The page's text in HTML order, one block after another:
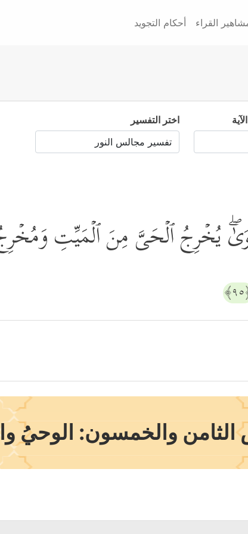
القراء أحكام التجويد
اختر التفسير
یُخۡرِجُ ٱلۡحَیَّ مِنَ ٱلۡمَیِّتِ
الثامن والخمسون: الوحيُ